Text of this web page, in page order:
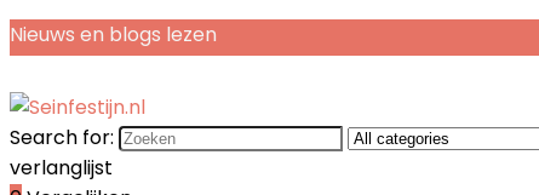
Nieuws en blogs lezen
Search for:
verlanglijst